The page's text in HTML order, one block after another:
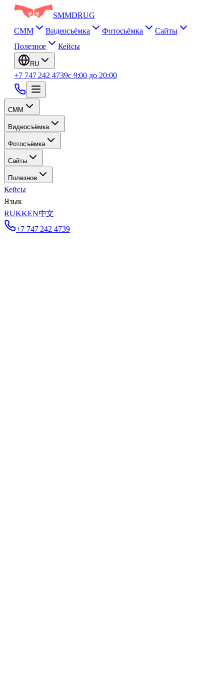
SMMDRUG
СММ
Видеосъёмка Фотосъёмка
Сайты
Полезное
Кейсы
RU
+7 747 242 4739с 9:00 до 20:00
СММ
Видеосъёмка
Фотосъёмка
Сайты
Полезное
Кейсы
Язык
RUKKEN中文
+7 747 242 4739